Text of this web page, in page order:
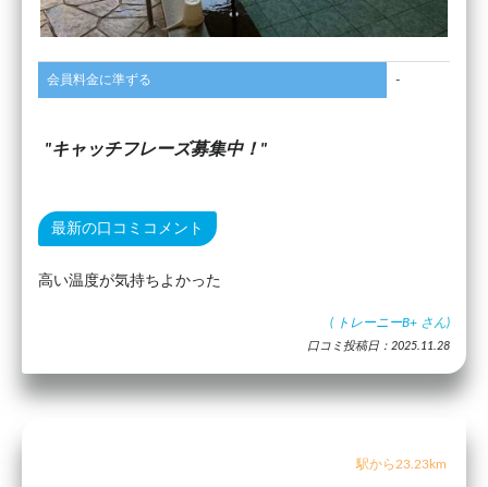
会員料金に準ずる -
キャッチフレーズ募集中！
最新の口コミコメント
高い温度が気持ちよかった
( トレーニーB+ さん)
口コミ投稿日：2025.11.28
駅から23.23km